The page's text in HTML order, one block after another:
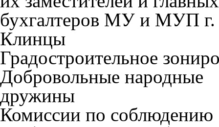
бухгалтеров МУ и МУП г.
Клинцы
Градостроительное
Добровольные народные
дружины
Комиссии по соблюдению